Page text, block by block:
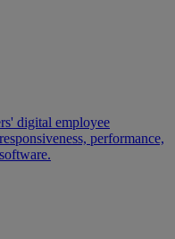
digital employee
performance,